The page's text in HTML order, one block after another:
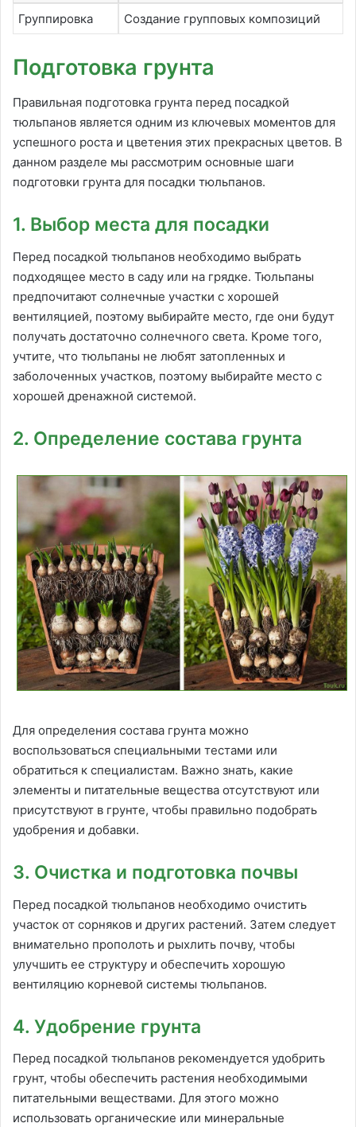
Группировка Создание групповых композиций
Подготовка грунта
Правильная подготовка грунта перед посадкой
тюльпанов является одним из ключевых моментов для
успешного роста и цветения этих прекрасных цветов. В
данном разделе мы рассмотрим основные шаги
подготовки грунта для посадки тюльпанов.
1. Выбор места для посадки
Перед посадкой тюльпанов необходимо выбрать
подходящее место в саду или на грядке. Тюльпаны
предпочитают солнечные участки с хорошей
вентиляцией, поэтому выбирайте место, где они будут
получать достаточно солнечного света. Кроме того,
учтите, что тюльпаны не любят затопленных и
заболоченных участков, поэтому выбирайте место с
хорошей дренажной системой.
2. Определение состава грунта
Для определения состава грунта можно
воспользоваться специальными тестами или
обратиться к специалистам. Важно знать, какие
элементы и питательные вещества отсутствуют или
присутствуют в грунте, чтобы правильно подобрать
удобрения и добавки.
3. Очистка и подготовка почвы
Перед посадкой тюльпанов необходимо очистить
участок от сорняков и других растений. Затем следует
внимательно прополоть и рыхлить почву, чтобы
улучшить ее структуру и обеспечить хорошую
вентиляцию корневой системы тюльпанов.
4. Удобрение грунта
Перед посадкой тюльпанов рекомендуется удобрить
грунт, чтобы обеспечить растения необходимыми
питательными веществами. Для этого можно
использовать органические или минеральные